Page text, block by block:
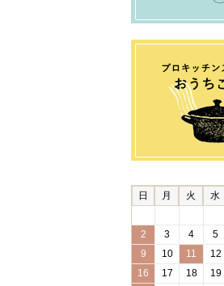
日 月 火 水
2
3 4 5
9
10 11 12
16
17 18 19